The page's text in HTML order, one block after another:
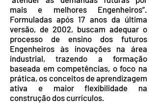
mais e melhores Engenheiros”.
Formuladas após 17 anos da última
versão, de 2002, buscam adequar o
processo de ensino dos futuros
Engenheiros às inovações na área
industrial, trazendo a formação
baseada em competências, o foco na
prática, os conceitos de aprendizagem
ativa e maior flexibilidade na
construção dos currículos.